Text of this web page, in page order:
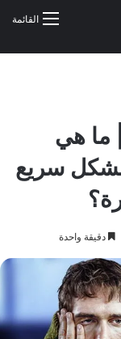
القائمة
ما هي
سريع
دقيقة واحدة